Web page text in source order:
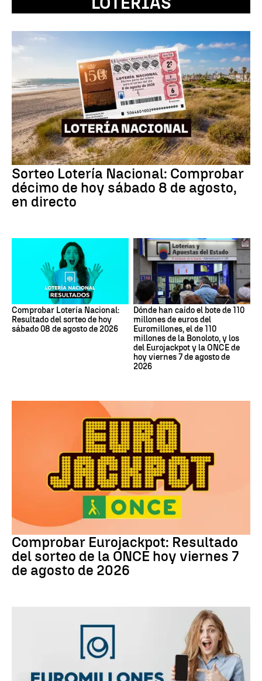
Sorteo Lotería Nacional: Comprobar
décimo de hoy sábado 8 de agosto,
en directo
Comprobar Lotería Nacional:
Resultado del sorteo de hoy
sábado 08 de agosto de 2026
Dónde han caído el bote de 110
millones de euros del
Euromillones, el de 110
millones de la Bonoloto, y los
del Eurojackpot y la ONCE de
hoy viernes 7 de agosto de
2026
Eurojackpot
Comprobar Eurojackpot: Resultado
del sorteo de la ONCE hoy viernes 7
de agosto de 2026